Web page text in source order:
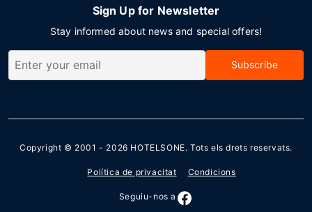
Sign Up for Newsletter
Stay informed about news and special offers!
Subscribe
Copyright © 2001 - 2026 HOTELSONE. Tots els drets reservats.
Política de privacitat Condicions
Seguiu-nos a